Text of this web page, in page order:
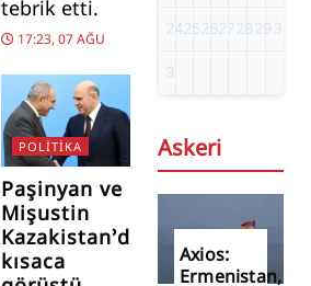
tebrik etti.
17:23, 07 AĞU
POLITIKA
Paşinyan ve
Mişustin
Kazakistan’da
kısaca
2425262728 29 30
31
Askeri
Axios:
Ermenistan,